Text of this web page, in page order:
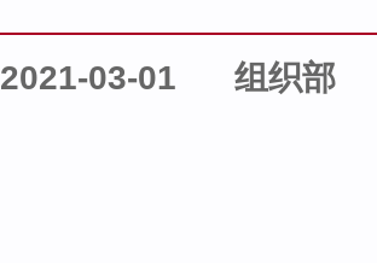
2021-03-01 组织部